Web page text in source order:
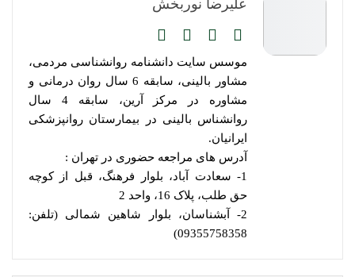
علیرضا نوربخش
موسس سایت دانشنامه روانشناسی مردمی،
مشاور بالینی، سابقه 6 سال روان درمانی و
مشاوره در مرکز آرین، سابقه 4 سال
روانشناس بالینی در بیمارستان روانپزشکی
ایرانیان.
آدرس های مراجعه حضوری در تهران :
1- سعادت آباد، بلوار فرهنگ، قبل از کوچه
حق طلب، پلاک 16، واحد 2
2- آبشناسان، بلوار شاهین شمالی (تلفن:
09355758358)